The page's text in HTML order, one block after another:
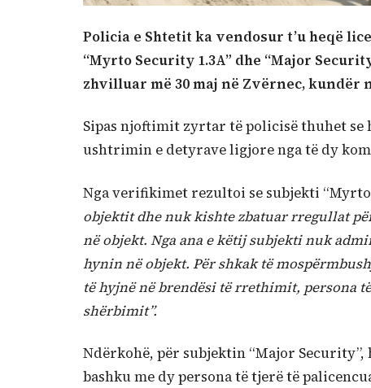
Policia e Shtetit ka vendosur t’u heqë
“Myrto Security 1.3A” dhe “Major
zhvilluar më 30 maj në Zvërnec,
Sipas njoftimit zyrtar të policisë thuhet se
ushtrimin e detyrave ligjore nga të dy
Nga verifikimet rezultoi se subjekti “Myrto
objektit dhe nuk kishte zbatuar rregullat
në objekt. Nga ana e këtij subjekti nuk
hynin në objekt. Për shkak të
të hyjnë në brendësi të rrethimit, persona
shërbimit”.
Ndërkohë, për subjektin “Major
bashku me dy persona të tjerë të